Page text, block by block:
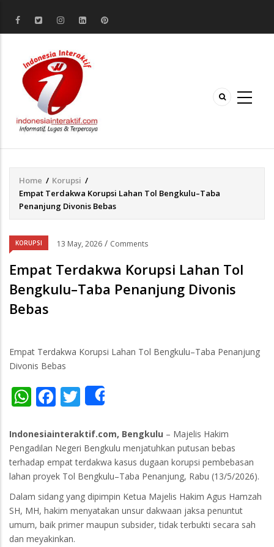
Breadcrumb
Home / Korupsi /
Empat Terdakwa Korupsi Lahan Tol Bengkulu–Taba
Penanjung Divonis Bebas
KORUPSI 13 May, 2026 / Comments
Empat Terdakwa Korupsi Lahan Tol
Bengkulu–Taba Penanjung Divonis
Bebas
Empat Terdakwa Korupsi Lahan Tol Bengkulu–Taba Penanjung
Divonis Bebas
WhatsApp
Facebook
Twitter
Indonesiainteraktif.com, Bengkulu – Majelis Hakim
Pengadilan Negeri Bengkulu menjatuhkan putusan bebas
terhadap empat terdakwa kasus dugaan korupsi pembebasan
lahan proyek Tol Bengkulu–Taba Penanjung, Rabu (13/5/2026).
Dalam sidang yang dipimpin Ketua Majelis Hakim Agus Hamzah
SH, MH, hakim menyatakan unsur dakwaan jaksa penuntut
umum, baik primer maupun subsider, tidak terbukti secara sah
dan meyakinkan.